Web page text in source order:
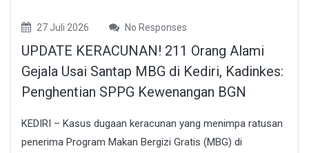
27 Juli 2026 No Responses
UPDATE KERACUNAN! 211 Orang Alami
Gejala Usai Santap MBG di Kediri, Kadinkes:
Penghentian SPPG Kewenangan BGN
KEDIRI – Kasus dugaan keracunan yang menimpa ratusan
penerima Program Makan Bergizi Gratis (MBG) di